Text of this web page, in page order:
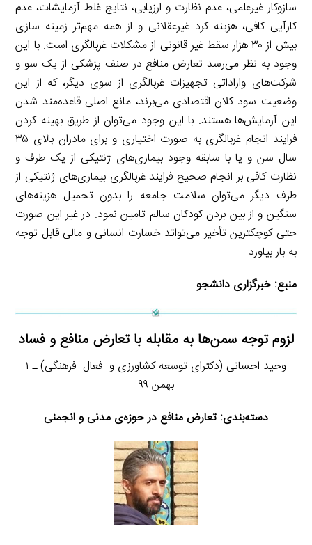
سازوکار غیرعلمی، عدم نظارت و ارزیابی، نتایج غلط آزمایشات، عدم
کارآیی کافی، هزینه کرد غیرعقلانی و از همه مهم‌تر زمینه سازی
بیش از ۳۰ هزار سقط غیر قانونی از مشکلات غربالگری است. با این
وجود به نظر می‌رسد تعارض منافع در صنف پزشکی از یک سو و
شرکت‌های واراداتی تجهیزات غربالگری از سوی دیگر، که از این
وضعیت سود کلان اقتصادی می‌برند، مانع اصلی قاعده‌مند شدن
این آزمایش‌ها هستند. با این وجود می‌توان از طریق بهینه کردن
فرایند انجام غربالگری به صورت اختیاری و برای مادران بالای ۳۵
سال سن و یا با سابقه وجود بیماری‌های ژنتیکی از یک طرف و
نظارت کافی بر انجام صحیح فرایند غربالگری بیماری‌های ژنتیکی از
طرف دیگر می‌توان سلامت جامعه را بدون تحمیل هزینه‌های
سنگین و از بین بردن کودکان سالم تامین نمود. در غیر این صورت
حتی کوچکترین تأخیر می‌تواتد خسارت انسانی و مالی قابل توجه
به بار بیاورد.
منبع: خبرگزاری دانشجو
لزوم توجه سمن‌ها به مقابله با تعارض منافع و فساد
وحید احسانی (دكترای توسعه كشاورزی و فعال
فرهنگی) ـ ۱
بهمن ۹۹
دسته‌بندی: تعارض منافع در حوزه‌ی مدنی و انجمنی